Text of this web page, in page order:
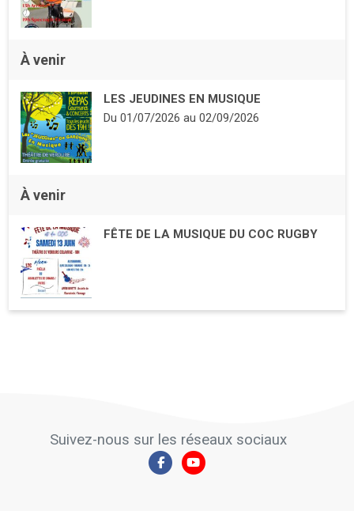
À venir
LES JEUDINES EN MUSIQUE
Du 01/07/2026au 02/09/2026
À venir
FÊTE DE LA MUSIQUE DU COC RUGBY
Suivez-nous sur les réseaux sociaux